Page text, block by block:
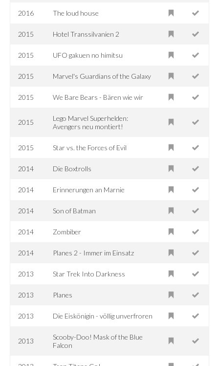
2016 The loud house
2015 Hotel Transsilvanien 2
2015 UFO gakuen no himitsu
2015 Marvel's Guardians of the Galaxy
2015 We Bare Bears - Bären wie wir
2015
Lego Marvel Superhelden:
Avengers neu montiert!
2015 Star vs. the Forces of Evil
2014 Die Boxtrolls
2014 Erinnerungen an Marnie
2014 Son of Batman
2014 Zombiber
2014 Planes 2 - Immer im Einsatz
2013 Star Trek Into Darkness
2013 Planes
2013 Die Eiskönigin - völlig unverfroren
2013
Scooby-Doo! Mask of the Blue
Falcon